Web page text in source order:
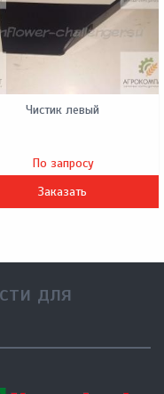
Чистик левый
По запросу
Заказать
для